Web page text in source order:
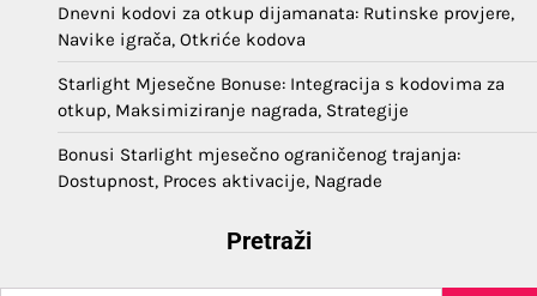
Dnevni kodovi za otkup dijamanata: Rutinske provjere,
Navike igrača, Otkriće kodova
Starlight Mjesečne Bonuse: Integracija s kodovima za
otkup, Maksimiziranje nagrada, Strategije
Bonusi Starlight mjesečno ograničenog trajanja:
Dostupnost, Proces aktivacije, Nagrade
Pretraži